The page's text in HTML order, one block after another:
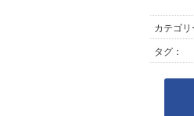
カテゴリ
タグ：